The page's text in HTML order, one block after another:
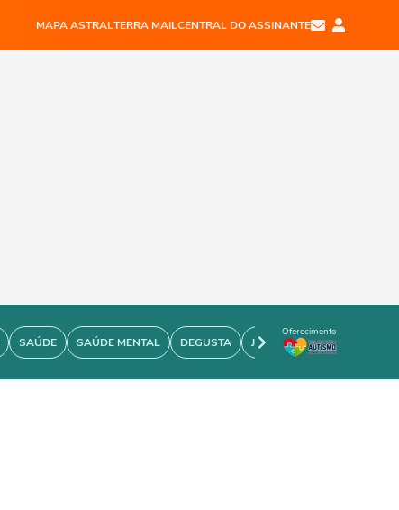
MAPA ASTRALTERRA MAILCENTRAL DO ASSINANTE
SAÚDE SAÚDE MENTAL DEGUSTA JOÃO BIDU PERSONARE
Oferecimento